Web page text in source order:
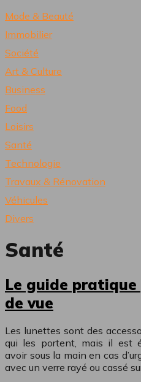
Mode & Beauté
Immobilier
Société
Art & Culture
Business
Food
Loisirs
Santé
Technologie
Travaux & Rénovation
Véhicules
Divers
Santé
Le guide
de vue
Les lunettes sont des
qui les portent, mais il est
avoir sous la main en cas
avec un verre rayé ou cassé